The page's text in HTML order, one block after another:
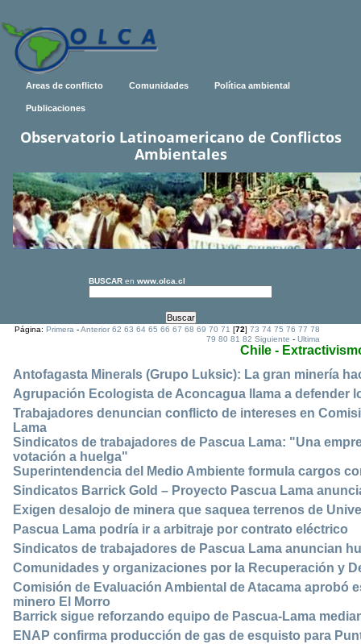
Areas de conflicto Comunidades Política ambiental
Publicaciones
Observatorio Latinoamericano de Conflictos
Ambientales
BUSCAR en www.olca.cl
Página:Primera -Anterior 62 63 64 65 66 67 68 69 70 71 [72]73 74 75 76 77 78
79 80 81 82 Siguiente -Ultima
Chile -
Antofagasta Minerals (Grupo Luksic): La gran minería
Agrupación Ecologista de Aconcagua llama a defender
Trabajadores denuncian conflicto de intereses en
Lama
Sindicatos de trabajadores de Pascua Lama: "Una
votación a huelga"
Superintendencia del Medio Ambiente formula cargos
Sindicatos Barrick Gold – Proyecto Pascua Lama
Exigen desalojo de minera que saquea terrenos de
Pascua Lama podría ir a arbitraje por contrato eléctrico
Sindicatos de trabajadores de Pascua Lama anuncian
Comunidades y organizaciones por la Recuperación y
Comisión de Evaluación Ambiental de Atacama aprobó
minero El Morro
Barrick sigue reforzando equipo de Pascua-Lama
ENAP confirma producción de gas de esquisto para